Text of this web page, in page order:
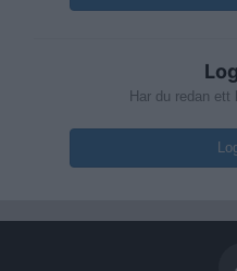
Har du redan ett